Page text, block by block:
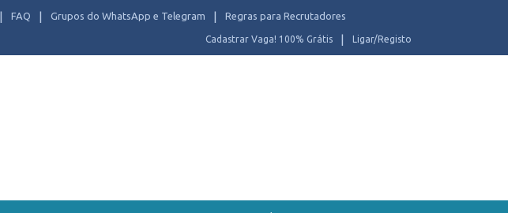
FAQ Grupos do WhatsApp e Telegram Regras para Recrutadores
Ligar/Registo
Cadastrar Vaga! 100% Grátis